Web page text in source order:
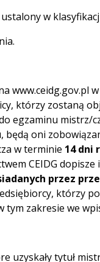
w
www.ceidg.gov.pl
którzy zostaną
egzaminu mistrz/
będą oni
w terminie 14 dni
CEIDG
przez
którzy
zakresie we
uzyskały tytuł